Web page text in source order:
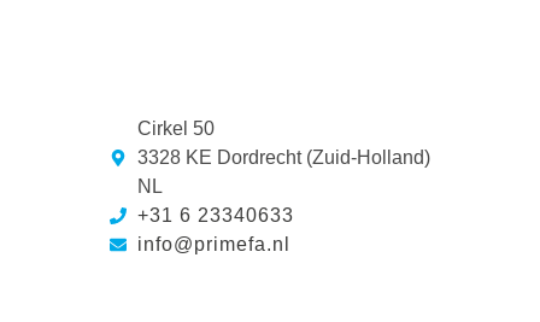
Cirkel 50
3328 KE Dordrecht (Zuid-Holland)
NL
+31 6 23340633
info@primefa.nl